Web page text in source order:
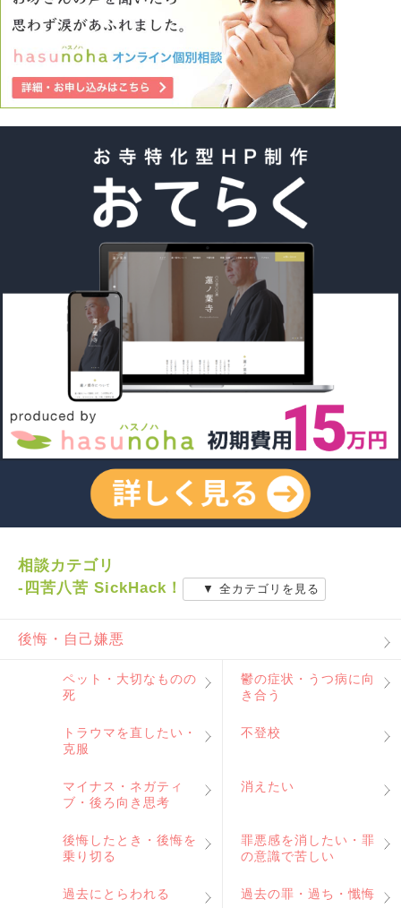
バッサリと断られました。 そんな事で産後うつを発症し、
今も鬱で通院しています。 とても辛い思いでですが、娘が
立派に育ってくれればいいと考えていました。 しかし今
朝、娘から酷い言葉を浴びせられ、その顔が実母にそっくり
で、口調が義母そのもので、とても悲しいです。 私はどう
してここまで家族に恵まれないんでしょうか
相談カテゴリ
-四苦八苦 SickHack！
▼ 全カテゴリを見る
後悔・自己嫌悪
ペット・大切なものの
死
鬱の症状・うつ病に向
き合う
トラウマを直したい・
克服
不登校
マイナス・ネガティ
ブ・後ろ向き思考
消えたい
後悔したとき・後悔を
乗り切る
罪悪感を消したい・罪
の意識で苦しい
過去にとらわれる 過去の罪・過ち・懺悔